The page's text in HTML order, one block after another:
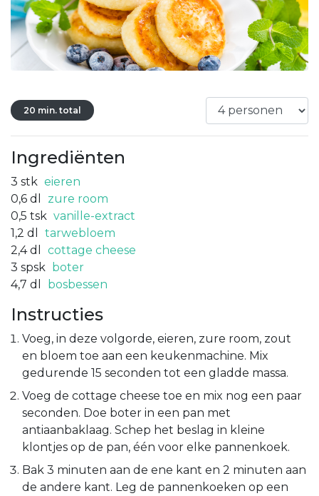
20 min. total
Ingrediënten
3 stk eieren
0,6 dl
zure room
0,5 tsk vanille-extract
1,2 dl
tarwebloem
2,4 dl
cottage cheese
3 spsk boter
4,7 dl bosbessen
Instructies
Voeg, in deze volgorde, eieren, zure room, zout
en bloem toe aan een keukenmachine. Mix
gedurende 15 seconden tot een gladde massa.
Voeg de cottage cheese toe en mix nog een paar
seconden. Doe boter in een pan met
antiaanbaklaag. Schep het beslag in kleine
klontjes op de pan, één voor elke pannenkoek.
Bak 3 minuten aan de ene kant en 2 minuten aan
de andere kant. Leg de pannenkoeken op een